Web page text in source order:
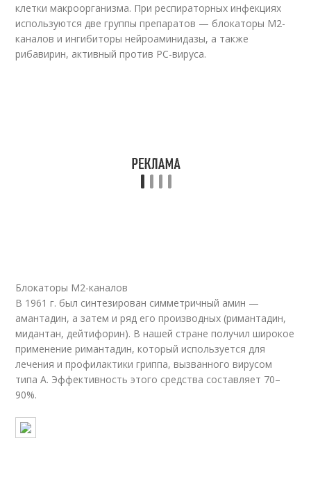
клетки макроорганизма. При респираторных инфекциях
используются две группы препаратов — блокаторы М2-
каналов и ингибиторы нейроаминидазы, а также
рибавирин, активный против РС-вируса.
Блокаторы М2-каналов
В 1961 г. был синтезирован симметричный амин —
амантадин, а затем и ряд его производных (римантадин,
мидантан, дейтифорин). В нашей стране получил широкое
применение римантадин, который используется для
лечения и профилактики гриппа, вызванного вирусом
типа А. Эффективность этого средства составляет 70–
90%.